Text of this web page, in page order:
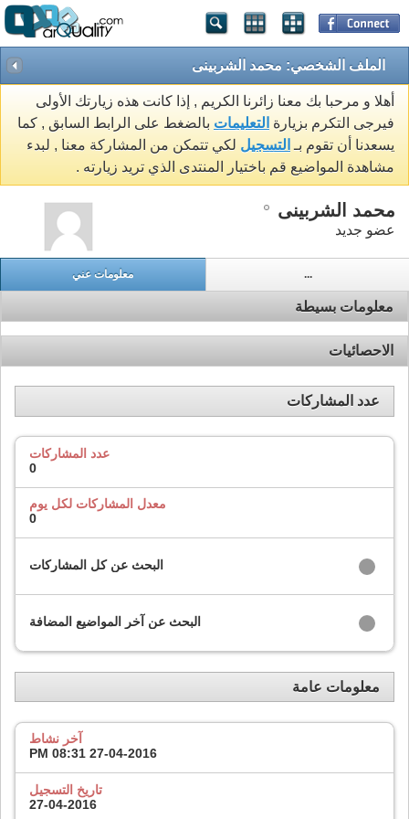
الملف الشخصي: محمد الشربينى
أهلا و مرحبا بك معنا زائرنا الكريم , إذا كانت هذه زيارتك الأولى
فيرجى التكرم بزيارة التعليمات بالضغط على الرابط السابق , كما
يسعدنا أن تقوم بـ التسجيل لكي تتمكن من المشاركة معنا , لبدء
مشاهدة المواضيع قم باختيار المنتدى الذي تريد زيارته .
محمد الشربينى
عضو جديد
معلومات عني ...
معلومات بسيطة
الاحصائيات
عدد المشاركات
عدد المشاركات
0
معدل المشاركات لكل يوم
0
البحث عن كل المشاركات
البحث عن آخر المواضيع المضافة
معلومات عامة
آخر نشاط
27-04-2016
08:31 PM
تاريخ التسجيل
27-04-2016